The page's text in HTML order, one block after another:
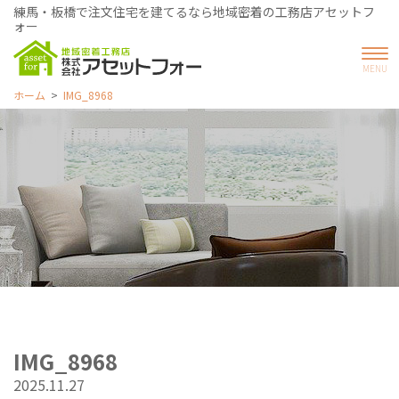
練馬・板橋で注文住宅を建てるなら地域密着の工務店アセットフ
ォー
ホーム IMG_8968
IMG_8968
2025.11.27